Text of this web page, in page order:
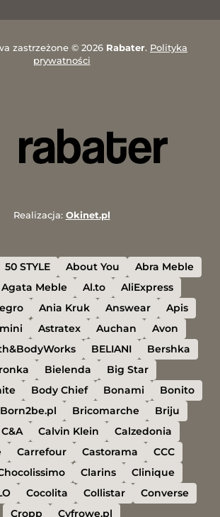
zastrzeżone © 2026 Rabater. Polityka
prywatności
Realizacja: Okinet.pl
50 STYLE About You
Abra Meble
Agata Meble Al.to
AliExpress
Ania Kruk Answear
Apis
Astratex Auchan
Avon
BELIANI
Bershka
Bielenda
Big Star
Body Chief Bonami
Bonito
Born2be.pl Bricomarche
Briju
C&A Calvin Klein
Calzedonia
Carrefour Castorama
CCC
Clarins
Clinique
Cocolita Collistar
Converse
Cropp
Cyfrowe.pl